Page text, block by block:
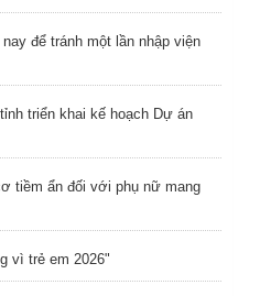
để tránh một lần nhập viện
triển khai kế hoạch Dự án
tiềm ẩn đối với phụ nữ mang
vì trẻ em 2026"